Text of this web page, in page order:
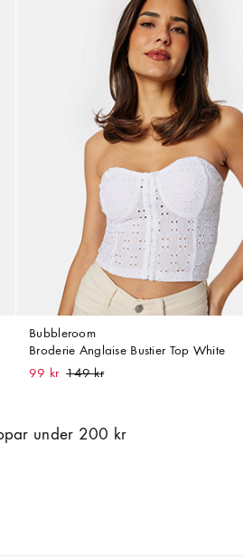
Bubbleroom
Broderie Anglaise Bustier Top White
99 kr
under 200 kr